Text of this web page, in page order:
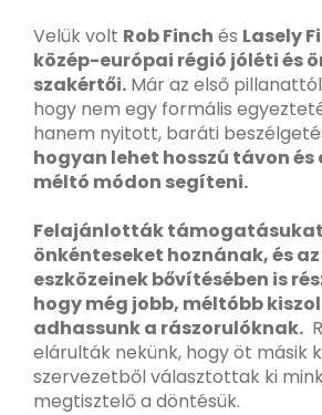
Velük volt Rob Finch és Lasely
közép-európai régió jóléti és
szakértői. Már az első
hogy nem egy formális
hanem nyitott, baráti
hogyan lehet hosszú távon és
méltó módon segíteni.
Felajánlották
önkénteseket hoznának, és
eszközeinek bővítésében is
hogy még jobb, méltóbb
adhassunk a rászorulóknak.
elárulták nekünk, hogy öt másik
szervezetből választottak ki
megtisztelő a döntésük.